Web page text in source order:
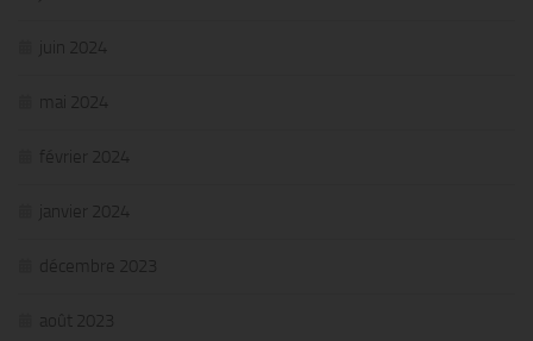
juin 2024
mai 2024
février 2024
janvier 2024
décembre 2023
août 2023